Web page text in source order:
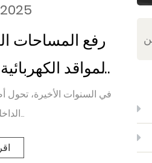
رفع المساحات
المواقد
في السنوات الأخيرة، تحول
الداخلي على ح...